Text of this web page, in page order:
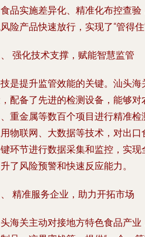
品实施差异化、精准化布控查
险产品快速放行，实现了“管得住
强化技术支撑，赋能智慧监管
是提升监管效能的关键。汕头
配备了先进的检测设备，能够
重金属等数百个项目进行精准检
物联网、大数据等技术，对出
环节进行数据采集和监控，实
了风险预警和快速反应能力。
精准服务企业，助力开拓市场
海关主动对接地方特色食品产